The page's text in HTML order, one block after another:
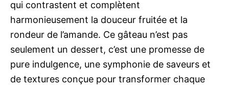
qui contrastent et complètent
harmonieusement la douceur fruitée et la
rondeur de l’amande. Ce gâteau n’est pas
seulement un dessert, c’est une promesse de
pure indulgence, une symphonie de saveurs et
de textures conçue pour transformer chaque